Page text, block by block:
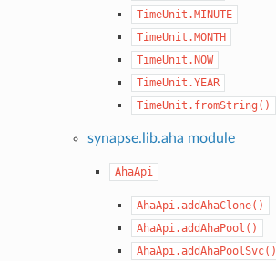
TimeUnit.MINUTE
TimeUnit.MONTH
TimeUnit.NOW
TimeUnit.YEAR
TimeUnit.fromString()
synapse.lib.aha module
AhaApi
AhaApi.addAhaClone()
AhaApi.addAhaPool()
AhaApi.addAhaPoolSvc()